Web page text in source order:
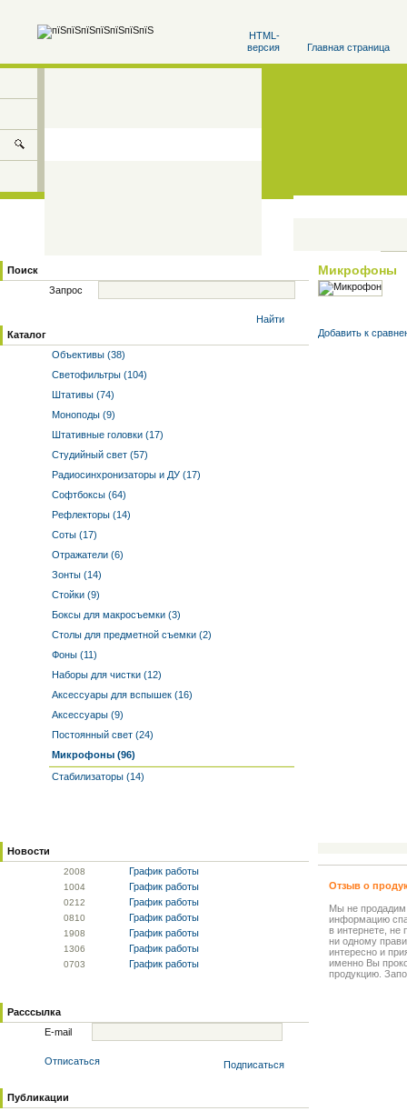
HTML-
версия
Главная страница
Поиск
Запрос
Найти
Каталог
Объективы (38)
Светофильтры (104)
Штативы (74)
Моноподы (9)
Штативные головки (17)
Студийный свет (57)
Радиосинхронизаторы и ДУ (17)
Софтбоксы (64)
Рефлекторы (14)
Соты (17)
Отражатели (6)
Зонты (14)
Стойки (9)
Боксы для макросъемки (3)
Столы для предметной съемки (2)
Фоны (11)
Наборы для чистки (12)
Аксессуары для вспышек (16)
Аксессуары (9)
Постоянный свет (24)
Микрофоны (96)
Стабилизаторы (14)
Новости
2008 График работы
1004 График работы
0212 График работы
0810 График работы
1908 График работы
1306 График работы
0703 График работы
Расссылка
E-mail
Отписаться Подписаться
Публикации
Микрофоны
Добавить к
Отзыв о
Мы не
информацию
в интернете, не
ни одному
интересно и
именно Вы
продукцию.